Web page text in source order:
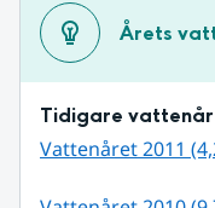
Årets
Tidigare vattenår
Vattenåret 2011